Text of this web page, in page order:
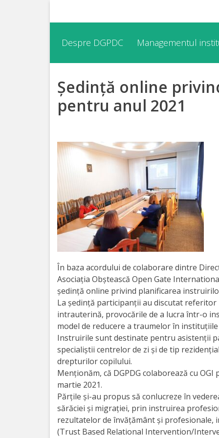
DGPDC
Informații
despre
DGPDC
Subdiviziuni/Servicii
Strategia
Orarul
audienței
Managementul
instituției
Planuri
activitate
Parteneriate
Proiecte
Rapoarte
Despre DGPDC Managementul
Ședință online
pentru anul 2021
În baza acordului de colaborare dintre
Asociația Obștească Open Gate
ședință online privind planificarea
La ședință participanții au discutat
intrauterină, provocările de a lucra într-o
model de reducere a traumelor în
Instruirile sunt destinate pentru asistenții
specialiștii centrelor de zi și de tip
drepturilor copilului.
Menționăm, că DGPDG colaborează cu
martie 2021.
Părțile și-au propus să conlucreze în
sărăciei și migrației, prin instruirea
rezultatelor de învățământ și profesionale,
(Trust Based Relational Intervention/